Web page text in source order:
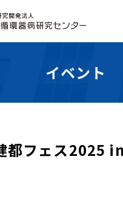
イベント
都フェス2025